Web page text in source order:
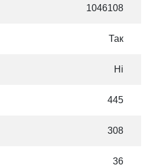
1046108
Так
Ні
445
308
36